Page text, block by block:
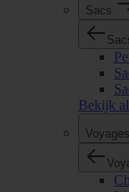
Sacs
Bekijk
Voyages